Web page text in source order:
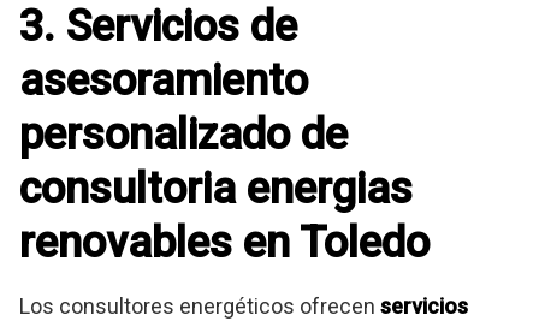
3. Servicios de
asesoramiento
personalizado de
consultoria energias
renovables en Toledo
Los consultores energéticos ofrecen servicios